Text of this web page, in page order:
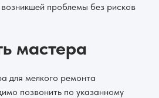
проблемы без рисков
мастера
для мелкого ремонта
позвонить по указанному